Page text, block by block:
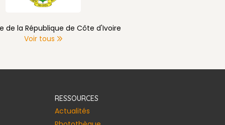
de la République de Côte d'Ivoire
Voir tous
RESSOURCES
Actualités